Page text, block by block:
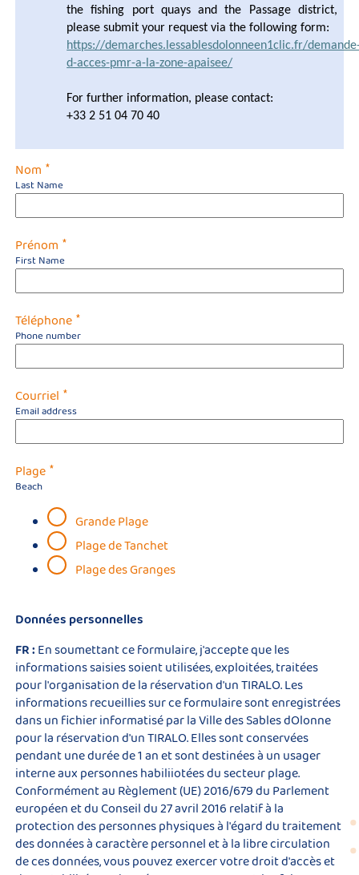
the fishing port quays and the Passage district,
please submit your request via the following form:
https://demarches.lessablesdolonneen1clic.fr/
d-acces-pmr-a-la-zone-apaisee/
For further information, please contact:
+33 2 51 04 70 40
Nom *
Last Name
Prénom *
First Name
Téléphone *
Phone number
Courriel *
Email address
Plage *
Beach
Grande Plage
Plage de Tanchet
Plage des Granges
Données personnelles
FR : En soumettant ce formulaire, j'accepte que les
informations saisies soient utilisées, exploitées, traitées
pour l'organisation de la réservation d'un TIRALO. Les
informations recueillies sur ce formulaire sont enregistrées
dans un fichier informatisé par la Ville des Sables dOlonne
pour la réservation d'un TIRALO. Elles sont conservées
pendant une durée de 1 an et sont destinées à un usager
interne aux personnes habiliiotées du secteur plage.
Conformément au Règlement (UE) 2016/679 du Parlement
européen et du Conseil du 27 avril 2016 relatif à la
protection des personnes physiques à l'égard du traitement
des données à caractère personnel et à la libre circulation
de ces données, vous pouvez exercer votre droit d'accès et